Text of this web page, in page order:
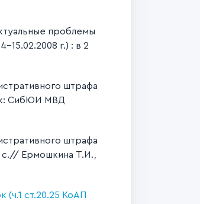
проблемы
15.02.2008 г.) : в 2
штрафа
СибЮИ МВД
штрафа
Ермошкина Т.И.,
(ч.1 ст.20.25 КоАП